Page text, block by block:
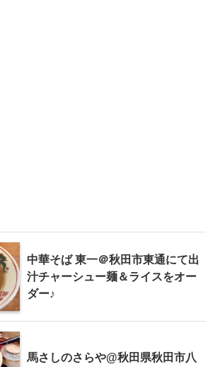
中華そば 東一＠秋田市東通にて出
汁チャーシュー麺＆ライスをオー
ダー♪
馬さしのさらや@秋田県秋田市八